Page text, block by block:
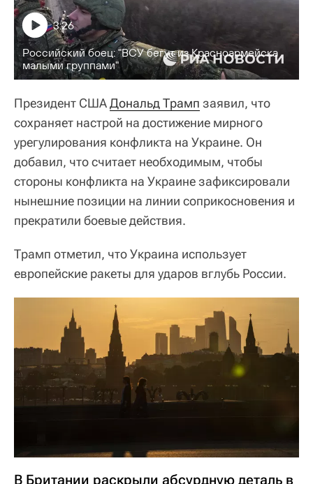
Российский боец: "ВСУ бегут из Красноармейска
малыми группами"
3:26
Президент СШАДональд Трамп заявил, что
сохраняет настрой на достижение мирного
урегулирования конфликта на Украине. Он
добавил, что считает необходимым, чтобы
стороны конфликта на Украине зафиксировали
нынешние позиции на линии соприкосновения и
прекратили боевые действия.
Трамп отметил, что Украина использует
европейские ракеты для ударов вглубь России.
В Британии раскрыли абсурдную деталь в